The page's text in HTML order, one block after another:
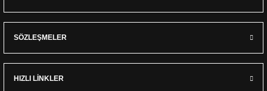
SÖZLEŞMELER
HIZLI LİNKLER